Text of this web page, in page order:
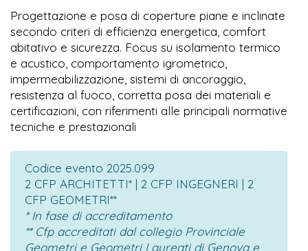
Progettazione e posa di coperture piane e inclinate
secondo criteri di efficienza energetica, comfort
abitativo e sicurezza. Focus su isolamento termico
e acustico, comportamento igrometrico,
impermeabilizzazione, sistemi di ancoraggio,
resistenza al fuoco, corretta posa dei materiali e
certificazioni, con riferimenti alle principali normative
tecniche e prestazionali
Codice evento 2025.099
2 CFP ARCHITETTI* | 2 CFP INGEGNERI | 2
CFP GEOMETRI**
* In fase di accreditamento
** Cfp accreditati dal collegio Provinciale
Geometri e Geometri Laureati di Genova e